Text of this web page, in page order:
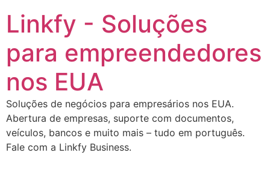
conteúdo
Linkfy - Soluções
para empreendedores
nos EUA
Soluções de negócios para empresários nos EUA.
Abertura de empresas, suporte com documentos,
veículos, bancos e muito mais – tudo em português.
Fale com a Linkfy Business.